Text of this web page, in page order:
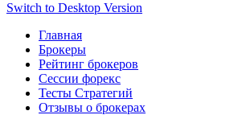
Switch to Desktop Version
Главная
Брокеры
Рейтинг брокеров
Сессии форекс
Тесты Стратегий
Отзывы о брокерах